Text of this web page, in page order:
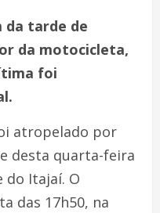
da tarde de
da motocicleta,
foi
atropelado por
desta quarta-feira
do Itajaí. O
das 17h50, na